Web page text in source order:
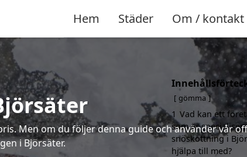
Hem Städer Om / kontakt
Men om du följer denna guide och använder vår
i Björsäter.
gömma
1 Vad kan ett
som är
snöskottning i
hjälpa till med?